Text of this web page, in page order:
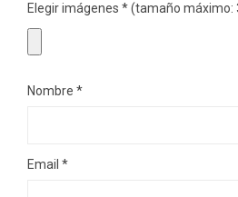
Elegir imágenes *(tamaño máximo:
Nombre *
Email *